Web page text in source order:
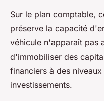
Sur le plan comptable,
préserve la capacité
véhicule n'apparaît pas
d'immobiliser des
financiers à des
investissements.